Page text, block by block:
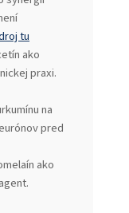
tu
ako
praxi.
na
pred
ako